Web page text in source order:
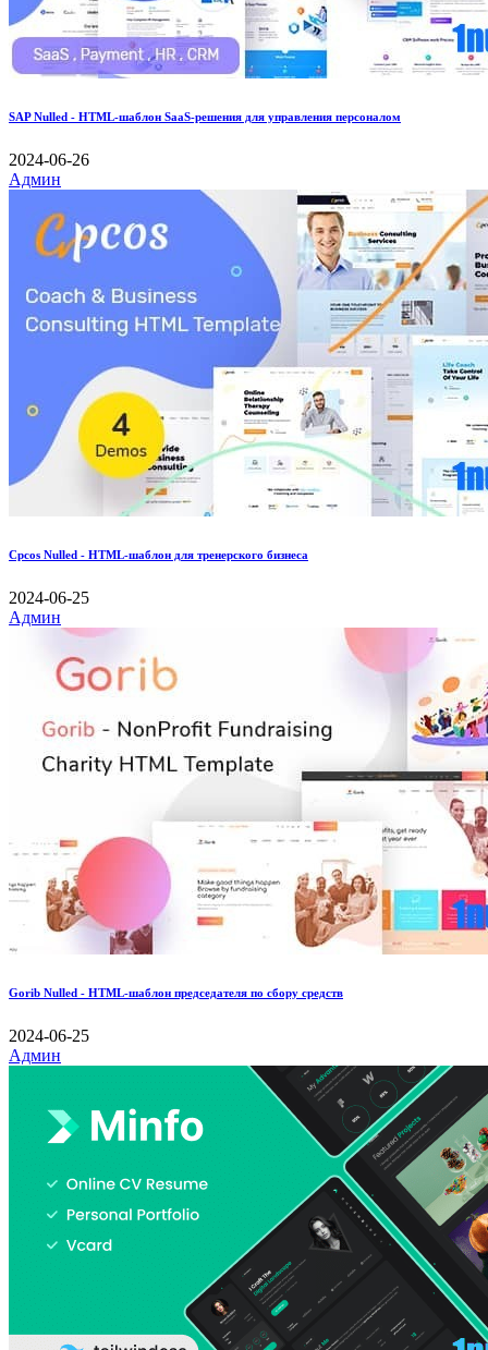
SAP Nulled - HTML-шаблон SaaS-решения для управления персоналом
2024-06-26
Админ
Cpcos Nulled - HTML-шаблон для тренерского бизнеса
2024-06-25
Админ
Gorib Nulled - HTML-шаблон председателя по сбору средств
2024-06-25
Админ